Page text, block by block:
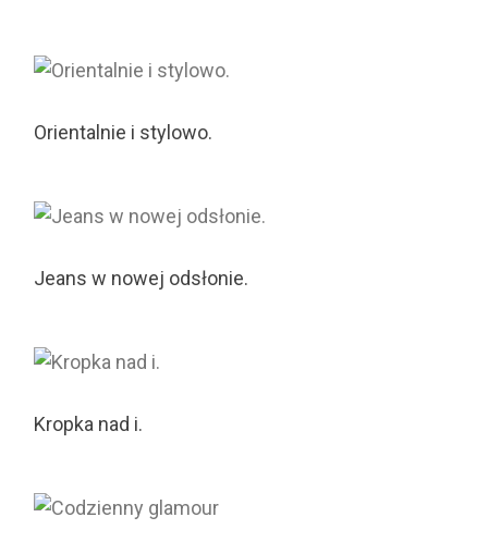
Orientalnie i stylowo.
Jeans w nowej odsłonie.
Kropka nad i.